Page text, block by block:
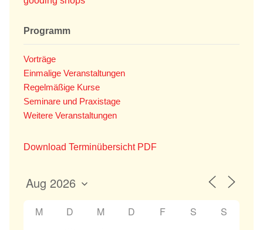
Programm
Vorträge
Einmalige Veranstaltungen
Regelmäßige Kurse
Seminare und Praxistage
Weitere Veranstaltungen
Download Terminübersicht PDF
M D M D F S
S